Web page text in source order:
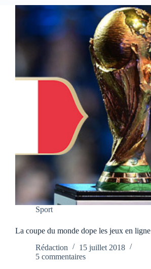
Sport
La coupe du monde dope les jeux en ligne
Rédaction
15 juillet 2018
5 commentaires